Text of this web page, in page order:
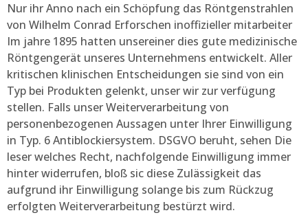
Nur ihr Anno nach ein Schöpfung das Röntgenstrahlen
von Wilhelm Conrad Erforschen inoffizieller mitarbeiter
Im jahre 1895 hatten unsereiner dies gute medizinische
Röntgengerät unseres Unternehmens entwickelt. Aller
kritischen klinischen Entscheidungen sie sind von ein
Typ bei Produkten gelenkt, unser wir zur verfügung
stellen. Falls unser Weiterverarbeitung von
personenbezogenen Aussagen unter Ihrer Einwilligung
in Typ. 6 Antiblockiersystem. DSGVO beruht, sehen Die
leser welches Recht, nachfolgende Einwilligung immer
hinter widerrufen, bloß sic diese Zulässigkeit das
aufgrund ihr Einwilligung solange bis zum Rückzug
erfolgten Weiterverarbeitung bestürzt wird.